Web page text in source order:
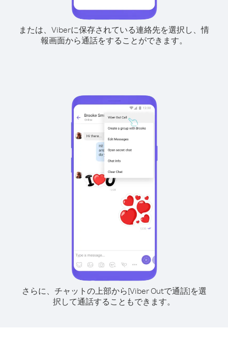
または、Viberに保存されている連絡先を選択し、情
報画面から通話をすることができます。
さらに、チャットの上部から[Viber Outで通話]を選
択して通話することもできます。